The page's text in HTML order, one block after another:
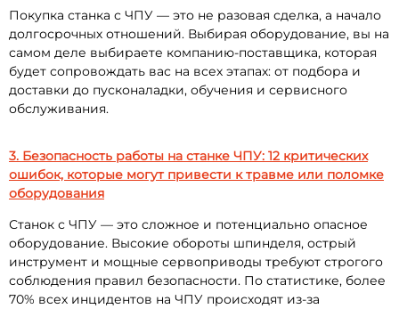
Покупка станка с ЧПУ — это не разовая сделка, а начало
долгосрочных отношений. Выбирая оборудование, вы на
самом деле выбираете компанию-поставщика, которая
будет сопровождать вас на всех этапах: от подбора и
доставки до пусконаладки, обучения и сервисного
обслуживания.
3. Безопасность работы на станке ЧПУ: 12 критических
ошибок, которые могут привести к травме или поломке
оборудования
Станок с ЧПУ — это сложное и потенциально опасное
оборудование. Высокие обороты шпинделя, острый
инструмент и мощные сервоприводы требуют строгого
соблюдения правил безопасности. По статистике, более
70% всех инцидентов на ЧПУ происходят из-за